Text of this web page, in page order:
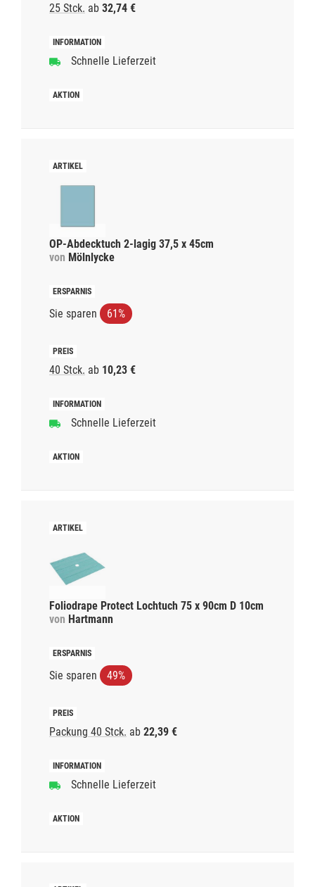
25 Stck. ab 32,74 €
Schnelle Lieferzeit
OP-Abdecktuch 2-lagig 37,5 x 45cm
von Mölnlycke
Sie sparen 61%
40 Stck. ab 10,23 €
Schnelle Lieferzeit
Foliodrape Protect Lochtuch 75 x 90cm D 10cm
von Hartmann
Sie sparen 49%
Packung 40 Stck. ab 22,39 €
Schnelle Lieferzeit